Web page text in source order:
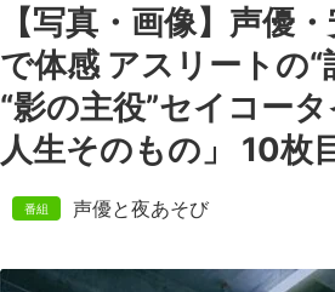
【写真・画像】声優
で体感 アスリートの
“影の主役”セイコー
人生そのもの」 10枚
声優と夜あそび